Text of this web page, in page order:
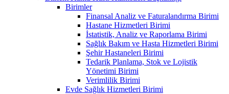
Birimler
Finansal Analiz ve Faturalandırma Birimi
Hastane Hizmetleri Birimi
İstatistik, Analiz ve Raporlama Birimi
Sağlık Bakım ve Hasta Hizmetleri Birimi
Şehir Hastaneleri Birimi
Tedarik Planlama, Stok ve Lojistik
Yönetimi Birimi
Verimlilik Birimi
Evde Sağlık Hizmetleri Birimi